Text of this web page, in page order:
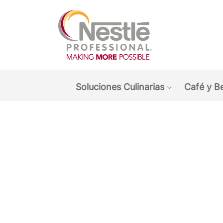
Soluciones Culinarias
Show
Café y